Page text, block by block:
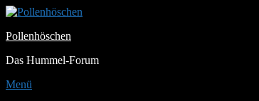
Zum
springen
Pollenhöschen
Das Hummel-Forum
Menü